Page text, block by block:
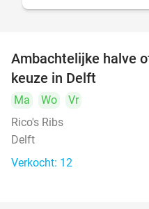
Ambachtelijke halve
keuze in Delft
Ma Wo
Vr
Rico's Ribs
Delft
Verkocht: 12